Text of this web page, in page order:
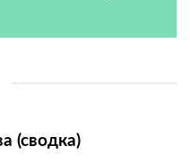
(сводка)